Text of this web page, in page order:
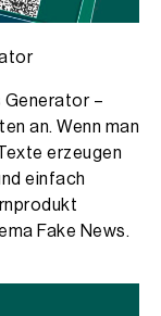
Generator –
an. Wenn man
erzeugen
einfach
Fake News.